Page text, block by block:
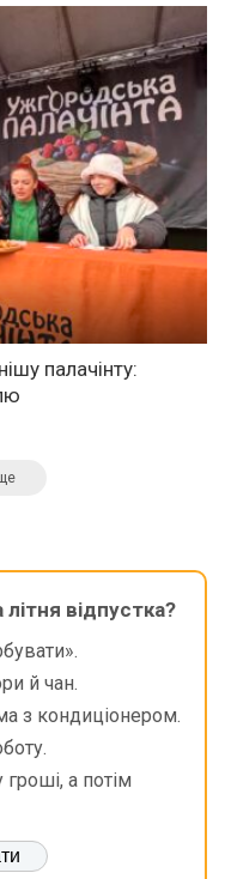
палачінту:
відпустка?
й чан.
з кондиціонером.
гроші, а потім